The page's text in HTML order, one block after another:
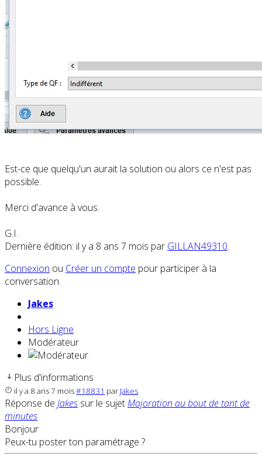
Est-ce que quelqu'un aurait la solution ou alors ce n'est pas
possible.
Merci d'avance à vous.
G.I.
Dernière édition: il y a 8 ans 7 mois par GILLAN49310.
Connexion ou Créer un compte pour participer à la
conversation.
Jakes
Hors Ligne
Modérateur
Plus d'informations
il y a 8 ans 7 mois#18831 par Jakes
Réponse de Jakes sur le sujetMajoration au bout de tant de
minutes
Bonjour
Peux-tu poster ton paramétrage ?